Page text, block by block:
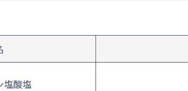
塩酸塩